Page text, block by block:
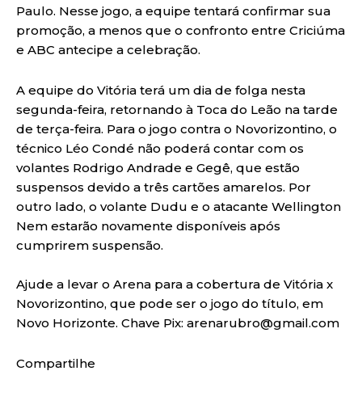
Paulo. Nesse jogo, a equipe tentará confirmar sua
promoção, a menos que o confronto entre Criciúma
e ABC antecipe a celebração.
A equipe do Vitória terá um dia de folga nesta
segunda-feira, retornando à Toca do Leão na tarde
de terça-feira. Para o jogo contra o Novorizontino, o
técnico Léo Condé não poderá contar com os
volantes Rodrigo Andrade e Gegê, que estão
suspensos devido a três cartões amarelos. Por
outro lado, o volante Dudu e o atacante Wellington
Nem estarão novamente disponíveis após
cumprirem suspensão.
Ajude a levar o Arena para a cobertura de Vitória x
Novorizontino, que pode ser o jogo do título, em
Novo Horizonte. Chave Pix: arenarubro@gmail.com
Compartilhe